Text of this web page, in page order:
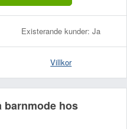
Existerande kunder: Ja
Villkor
barnmode hos